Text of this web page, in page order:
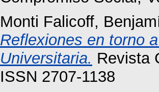
Monti Falicoff,
Reflexiones en torno
Universitaria. Revista
ISSN 2707-1138